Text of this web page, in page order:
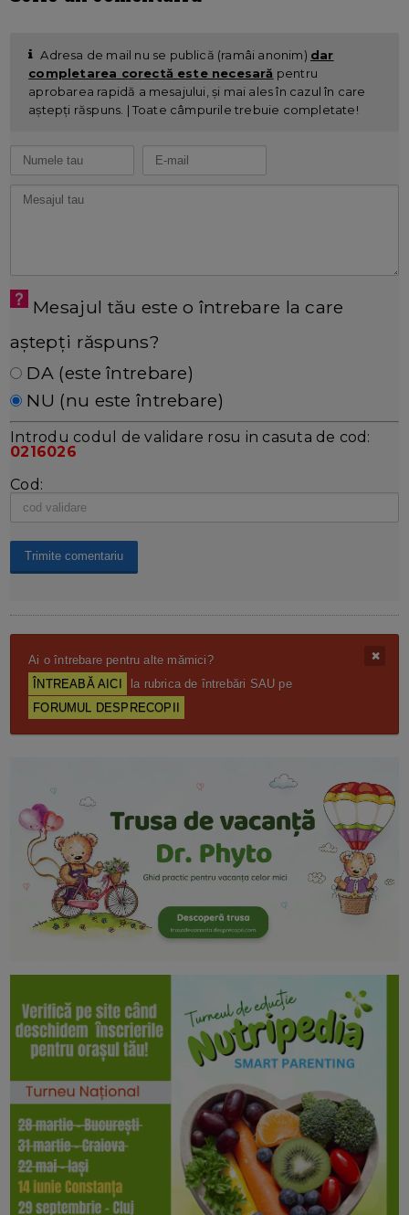
Adresa de mail nu se publică (ramâi anonim) dar
completarea corectă este necesară pentru
aprobarea rapidă a mesajului, și mai ales în cazul în care
aștepți răspuns. | Toate câmpurile trebuie completate!
Mesajul tău este o întrebare la care
aștepți răspuns?
DA (este întrebare)
NU (nu este întrebare)
Introdu codul de validare rosu in casuta de cod:
0216026
Cod:
Ai o întrebare pentru alte mămici?
ÎNTREABĂ AICI
la rubrica de întrebări SAU pe
FORUMUL DESPRECOPII